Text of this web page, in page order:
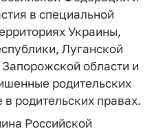
в специальной
Украины,
Луганской
области и
родительских
родительских правах.
Российской